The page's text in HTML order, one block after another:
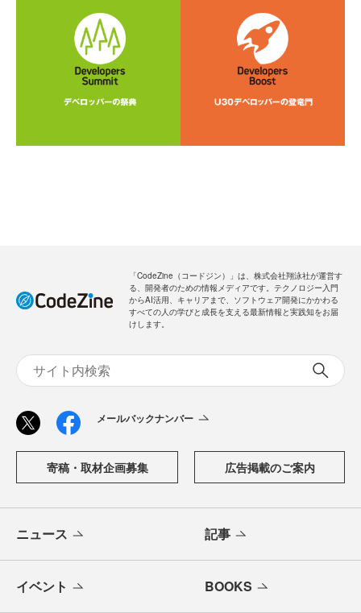
「CodeZine（コードジン）」は、株式会社翔泳社が運営す
る、開発者のための情報メディアです。テクノロジー入門
からAI活用、キャリアまで、ソフトウェア開発にかかわる
すべての人の学びと成長を支える最新情報と実践知をお届
けします。
メールバックナンバー
寄稿・取材企画募集 広告掲載のご案内
ニュース 記事
イベント BOOKS